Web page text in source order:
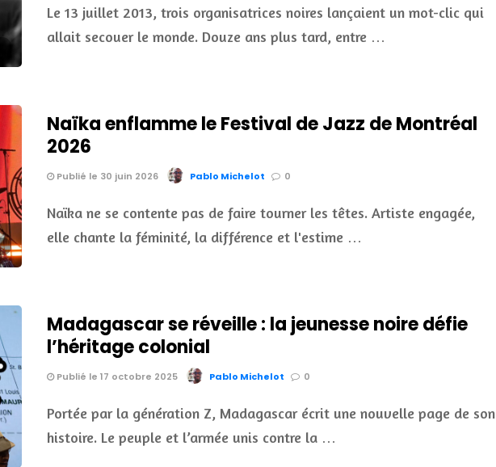
Le 13 juillet 2013, trois organisatrices noires lançaient un mot-clic qui
allait secouer le monde. Douze ans plus tard, entre …
Naïka enflamme le Festival de Jazz de Montréal
2026
Publié le 30 juin 2026 Pablo Michelot 0
Naïka ne se contente pas de faire tourner les têtes. Artiste engagée,
elle chante la féminité, la différence et l'estime …
Madagascar se réveille : la jeunesse noire défie
l’héritage colonial
Publié le 17 octobre 2025 Pablo Michelot 0
Portée par la génération Z, Madagascar écrit une nouvelle page de son
histoire. Le peuple et l’armée unis contre la …